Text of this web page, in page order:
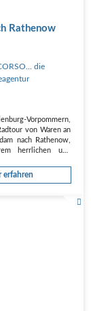
Rathenow
Vorpommern,
von Waren an
nach Rathenow,
herrlichen und
erfahren